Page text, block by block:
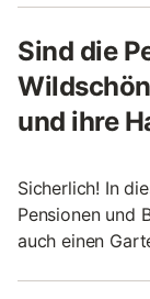
Sind die
und ihre
Sicherlich! In
Pensionen und
auch einen